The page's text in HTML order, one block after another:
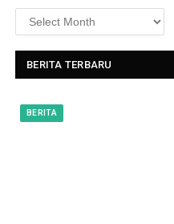
BERITA TERBARU
BERITA